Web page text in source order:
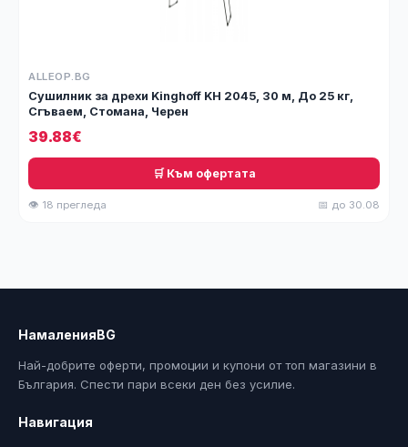
ALLEOP.BG
Сушилник за дрехи Kinghoff KH 2045, 30 м, До 25 кг,
Сгъваем, Стомана, Черен
39.88€
🛒 Към офертата
👁 18 прегледа 📅 до 30.08
НамаленияBG
Най-добрите оферти, промоции и купони от топ магазини в
България. Спести пари всеки ден без усилие.
Навигация